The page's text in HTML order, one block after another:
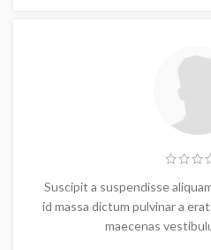
Suscipit a suspendisse
id massa dictum pulvinar a
maecenas